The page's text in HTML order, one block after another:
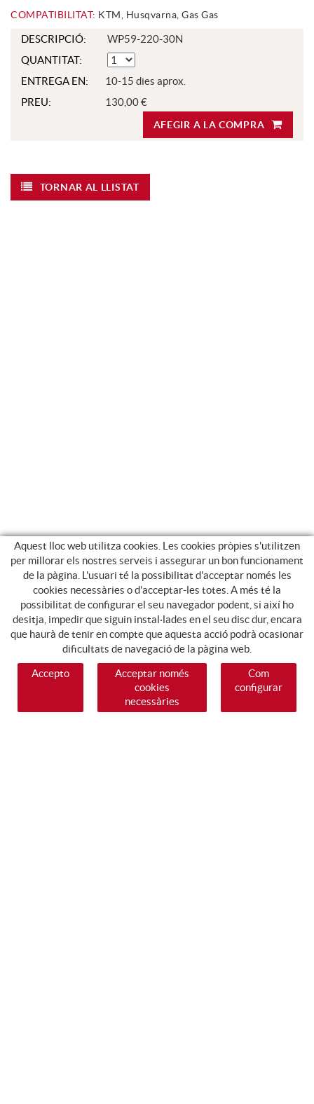
COMPATIBILITAT: KTM, Husqvarna, Gas Gas
DESCRIPCIÓ:
WP59-220-30N
QUANTITAT:
ENTREGA EN:
10-15 dies aprox.
PREU:
130,00 €
AFEGIR A LA COMPRA
TORNAR AL LLISTAT
Aquest lloc web utilitza cookies. Les cookies pròpies s'utilitzen
per millorar els nostres serveis i assegurar un bon funcionament
de la pàgina. L'usuari té la possibilitat d'acceptar només les
cookies necessàries o d'acceptar-les totes. A més té la
possibilitat de configurar el seu navegador podent, si així ho
desitja, impedir que siguin instal·lades en el seu disc dur, encara
que haurà de tenir en compte que aquesta acció podrà ocasionar
dificultats de navegació de la pàgina web.
Accepto
Acceptar només
cookies
necessàries
Com
configurar